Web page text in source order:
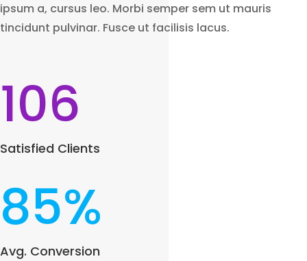
ipsum a, cursus leo. Morbi semper sem ut mauris
tincidunt pulvinar. Fusce ut facilisis lacus.
106
Satisfied Clients
85%
Avg. Conversion